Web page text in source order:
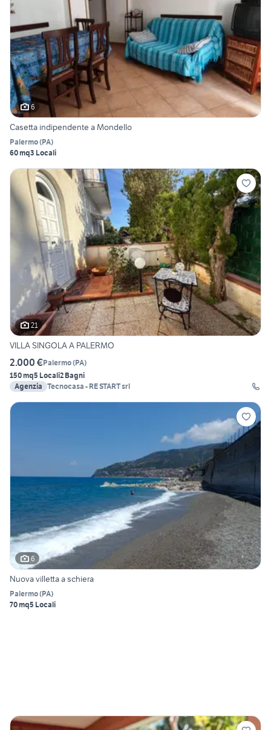
6
Casetta indipendente a Mondello
Palermo(PA)
60 mq3 Locali
21
VILLA SINGOLA A PALERMO
2.000 €Palermo(PA)
150 mq5 Locali2 Bagni
Agenzia Tecnocasa - RE START srl
6
Nuova villetta a schiera
Palermo(PA)
70 mq5 Locali